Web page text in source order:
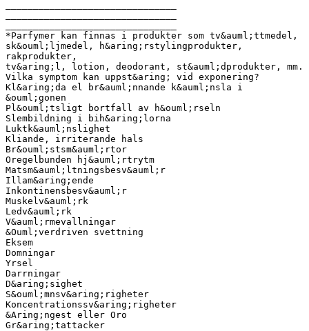
*Parfymer kan finnas i produkter som tv&auml;ttmedel,
sk&ouml;ljmedel, h&aring;rstylingprodukter,
rakprodukter,
tv&aring;l, lotion, deodorant, st&auml;dprodukter, mm.
Vilka symptom kan uppst&aring; vid exponering?
Kl&aring;da el br&auml;nnande k&auml;nsla i
&ouml;gonen
Pl&ouml;tsligt bortfall av h&ouml;rseln
Slembildning i bih&aring;lorna
Luktk&auml;nslighet
Kliande, irriterande hals
Br&ouml;stsm&auml;rtor
Oregelbunden hj&auml;rtrytm
Matsm&auml;ltningsbesv&auml;r
Illam&aring;ende
Inkontinensbesv&auml;r
Muskelv&auml;rk
Ledv&auml;rk
V&auml;rmevallningar
&Ouml;verdriven svettning
Eksem
Domningar
Yrsel
Darrningar
D&aring;sighet
S&ouml;mnsv&aring;righeter
Koncentrationssv&aring;righeter
&Aring;ngest eller Oro
Gr&aring;tattacker